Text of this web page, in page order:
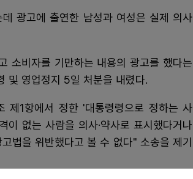
광고에 출연한 남성과 여성은 실제 의사
소비자를 기만하는 내용의 광고를 했다는
및 영업정지 5일 처분을 내렸다.
제1항에서 정한 '대통령령으로 정하는 사
없는 사람을 의사·약사로 표시했다거나
법을 위반했다고 볼 수 없다" 소송을 제기